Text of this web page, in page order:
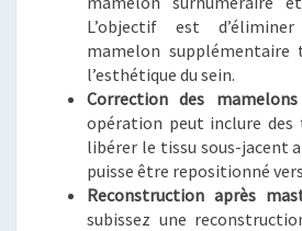
L’objectif est
mamelon supplémentaire
l’esthétique du sein.
Correction des
opération peut inclure des
libérer le tissu sous-jacent
puisse être repositionné
Reconstruction après
subissez une